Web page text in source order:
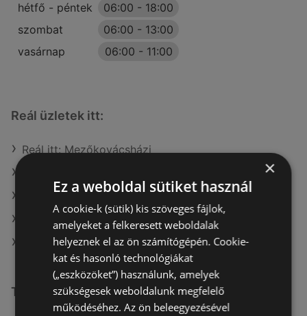
hétfő - péntek
06:00 - 18:00
szombat
06:00 - 13:00
vasárnap
06:00 - 11:00
Reál üzletek itt:
Reál itt: Mezőkovácsházi
Reál itt: Pécsi
Reál itt: Adonyi
Reál itt: Kisbéri
További linkek
×
Ez a weboldal sütiket használ
A cookie-k (sütik) kis szöveges fájlok,
amelyeket a felkeresett weboldalak
helyeznek el az ön számítógépén. Cookie-
kat és hasonló technológiákat
(„eszközöket”) használunk, amelyek
szükségesek weboldalunk megfelelő
működéséhez. Az ön beleegyezésével